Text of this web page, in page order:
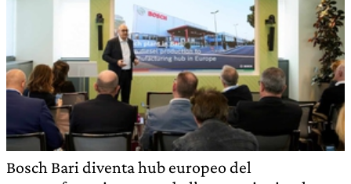
Bosch Bari diventa hub europeo del